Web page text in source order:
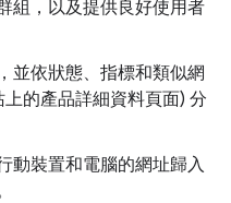
組，以及提供良好使用者
並依狀態、指標和類似網
的產品詳細資料頁面) 分
動裝置和電腦的網址歸入